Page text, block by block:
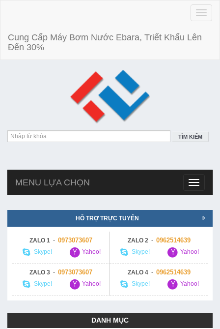
Toggle
Cung Cấp Máy Bơm Nước Ebara, Triết Khấu Lên
Đến 30%
TÌM KIẾM
Toggle
MENU LỰA CHỌN
HỖ TRỢ TRỰC TUYẾN
ZALO 1 - 0973073607
Skype! Yahoo!
ZALO 2- 0962514639
Skype! Yahoo!
ZALO 3 - 0973073607
Skype! Yahoo!
ZALO 4- 0962514639
Skype! Yahoo!
DANH MỤC